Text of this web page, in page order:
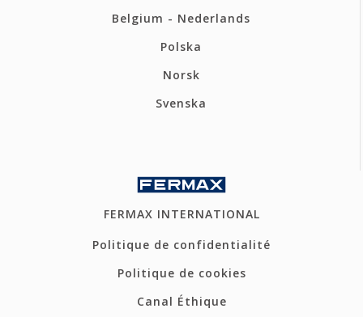
Belgium - Nederlands
Polska
Norsk
Svenska
FERMAX INTERNATIONAL
Politique de confidentialité
Politique de cookies
Canal Éthique